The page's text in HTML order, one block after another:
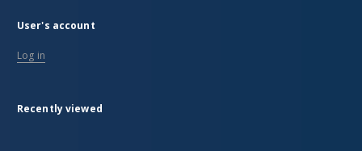
User's account
Log in
Recently viewed